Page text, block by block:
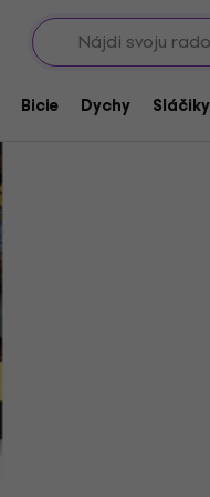
Bicie Dychy Sláčiky
Plug-In FX procesory